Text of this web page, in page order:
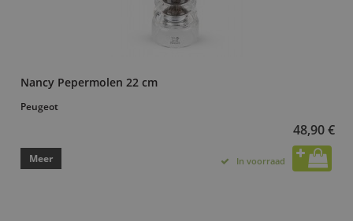
Nancy Pepermolen 22 cm
Peugeot
48,90 €
Meer In voorraad